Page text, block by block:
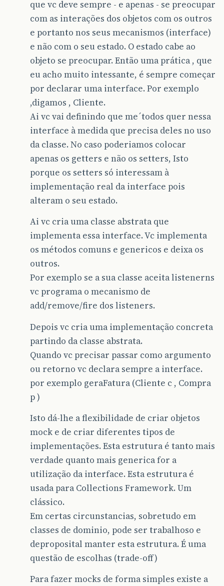
que vc deve sempre - e apenas - se preocupar
com as interações dos objetos com os outros
e portanto nos seus mecanismos (interface)
e não com o seu estado. O estado cabe ao
objeto se preocupar. Então uma prática , que
eu acho muito intessante, é sempre começar
por declarar uma interface. Por exemplo
,digamos , Cliente.
Ai vc vai definindo que me´todos quer nessa
interface à medida que precisa deles no uso
da classe. No caso poderiamos colocar
apenas os getters e não os setters, Isto
porque os setters só interessam à
implementação real da interface pois
alteram o seu estado.
Ai vc cria uma classe abstrata que
implementa essa interface. Vc implementa
os métodos comuns e genericos e deixa os
outros.
Por exemplo se a sua classe aceita listenerns
vc programa o mecanismo de
add/remove/fire dos listeners.
Depois vc cria uma implementação concreta
partindo da classe abstrata.
Quando vc precisar passar como argumento
ou retorno vc declara sempre a interface.
por exemplo geraFatura (Cliente c , Compra
p )
Isto dá-lhe a flexibilidade de criar objetos
mock e de criar diferentes tipos de
implementações. Esta estrutura é tanto mais
verdade quanto mais generica for a
utilização da interface. Esta estrutura é
usada para Collections Framework. Um
clássico.
Em certas circunstancias, sobretudo em
classes de dominio, pode ser trabalhoso e
deproposital manter esta estrutura. É uma
questão de escolhas (trade-off)
Para fazer mocks de forma simples existe a